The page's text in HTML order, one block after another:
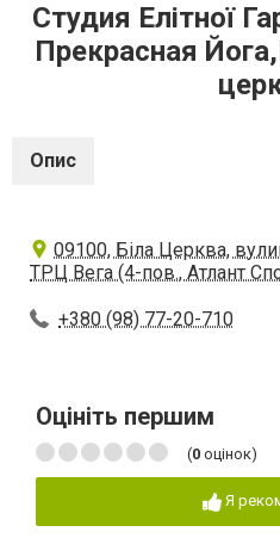
Студия Елітної
Прекрасная
Опис
09100, Біла Церква,
ТРЦ Вега (4-пов., Атлант
+380 (98) 77-20-710
Оцініть першим
(0 оцінок)
Я